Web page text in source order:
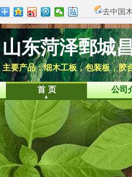
去中国
山东菏泽鄄城
主要产品：细木工板，包装板，胶
首 页 公司